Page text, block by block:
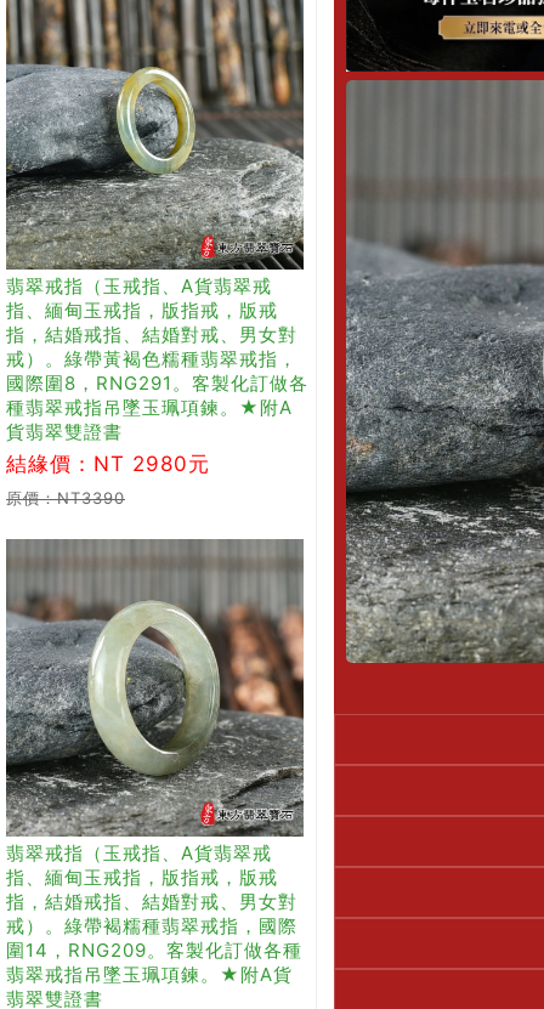
翡翠戒指（玉戒指、A貨翡翠戒
指、緬甸玉戒指，版指戒，版戒
指，結婚戒指、結婚對戒、男女對
戒）。綠帶黃褐色糯種翡翠戒指，
國際圍8，RNG291。客製化訂做各
種翡翠戒指吊墜玉珮項鍊。★附A
貨翡翠雙證書
結緣價：NT 2980元
原價：NT3390
翡翠戒指（玉戒指、A貨翡翠戒
指、緬甸玉戒指，版指戒，版戒
指，結婚戒指、結婚對戒、男女對
戒）。綠帶褐糯種翡翠戒指，國際
圍14，RNG209。客製化訂做各種
翡翠戒指吊墜玉珮項鍊。★附A貨
翡翠雙證書